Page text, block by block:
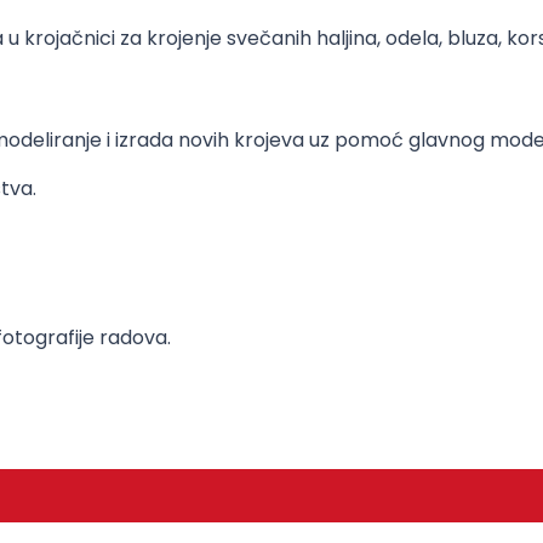
krojačnici za krojenje svečanih haljina, odela, bluza,
i izrada novih krojeva uz pomoć glavnog
radova.